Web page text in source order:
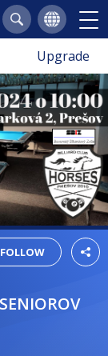
Upgrade
FOLLOW